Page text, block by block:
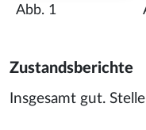
Abb. 1
Zustandsberichte
Insgesamt gut.